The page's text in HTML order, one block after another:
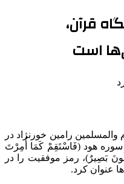
قرآن،
است
والمسلمین رامین خورنژاد در
فَاسْتَقِمْ کَمَا أُمِرْتَ
بَصِیرٌ)، رمز موفقیت را در
عنوان کرد.